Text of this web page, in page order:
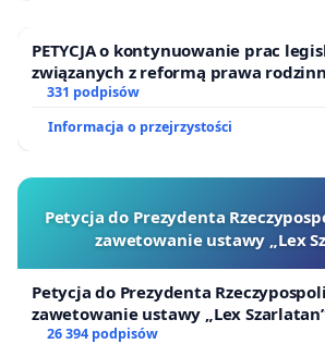
PETYCJA o kontynuowanie prac
związanych z reformą prawa
331 podpisów
Informacja o przejrzystości
Petycja do Prezydenta
zawetowanie ustawy „Lex
Petycja do Prezydenta
zawetowanie ustawy „Lex
26 394 podpisów